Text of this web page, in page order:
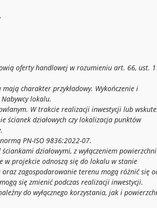
oferty handlowej w rozumieniu art. 66, ust. 1
mają charakter przykładowy. Wykończenie i
lokalu.
W trakcie realizacji inwestycji lub
ścianek działowych czy lokalizacja punktów
PN-ISO 9836:2022-07.
ściankami działowymi, z wyłączeniem
w projekcie odnoszą się do lokalu w stanie
oraz zagospodarowanie terenu mogą różnić się
się zmienić podczas realizacji inwestycji.
do wyłącznego korzystania, jak i